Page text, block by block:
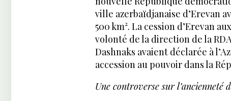
ville azerbaïdjanaise d’Erevan
500 km². La cession d’Erevan
volonté de la direction de la
Dashnaks avaient déclarée à
accession au pouvoir dans la
Une controverse sur l’ancienneté